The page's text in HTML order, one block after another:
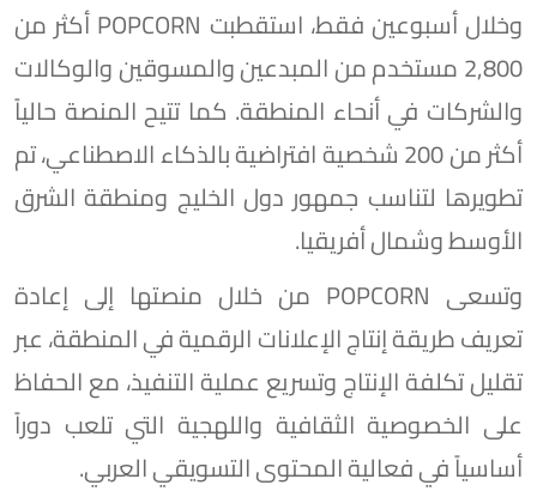
وخلال أسبوعين فقط، استقطبت POPCORN أكثر من
2,800 مستخدم من المبدعين والمسوقين والوكالات
والشركات في أنحاء المنطقة. كما تتيح المنصة حالياً
أكثر من 200 شخصية افتراضية بالذكاء الاصطناعي، تم
تطويرها لتناسب جمهور دول الخليج ومنطقة الشرق
الأوسط وشمال أفريقيا.
وتسعى POPCORN من خلال منصتها إلى إعادة
تعريف طريقة إنتاج الإعلانات الرقمية في المنطقة، عبر
تقليل تكلفة الإنتاج وتسريع عملية التنفيذ، مع الحفاظ
على الخصوصية الثقافية واللهجية التي تلعب دوراً
أساسياً في فعالية المحتوى التسويقي العربي.